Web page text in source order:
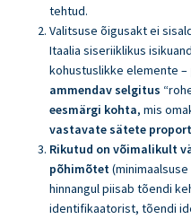
tehtud.
Valitsuse õigusakt ei
Itaalia siseriiklikus
kohustuslikke elemente –
ammendav selgitus
eesmärgi kohta, mis
vastavate sätete
Rikutud on võimalikult
põhimõtet
hinnangul piisab tõendi
identifikaatorist, tõendi